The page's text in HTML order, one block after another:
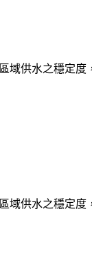
域供水之穩定
域供水之穩定